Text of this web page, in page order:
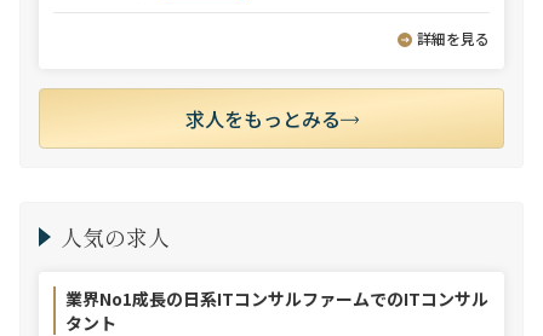
詳細を見る
求人をもっとみる
人気の求人
業界No1成長の日系ITコンサルファームでのITコンサル
タント